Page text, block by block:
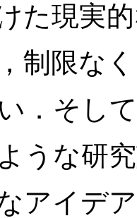
た現実
制限な
．そし
うな研
アイデ